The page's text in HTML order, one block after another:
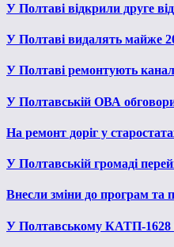
У Полтаві відкрили друге
У Полтаві видалять майже
У Полтаві ремонтують
У Полтавській ОВА
На ремонт доріг у
У Полтавській громаді
Внесли зміни до програм та
У Полтавському КАТП-1628